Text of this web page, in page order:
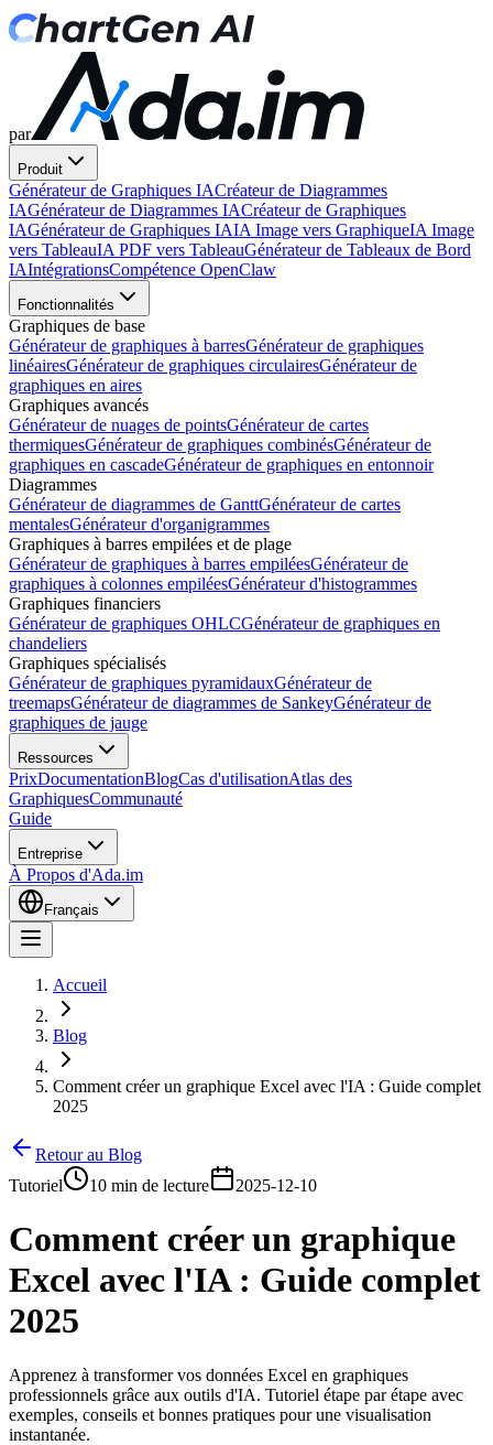
par
Produit
Générateur de Graphiques IACréateur de Diagrammes
IAGénérateur de Diagrammes IACréateur de Graphiques
IAGénérateur de Graphiques IAIA Image vers GraphiqueIA Image
vers TableauIA PDF vers TableauGénérateur de Tableaux de Bord
IAIntégrationsCompétence OpenClaw
Fonctionnalités
Graphiques de base
Générateur de graphiques à barresGénérateur de graphiques
linéairesGénérateur de graphiques circulairesGénérateur de
graphiques en aires
Graphiques avancés
Générateur de nuages de pointsGénérateur de cartes
thermiquesGénérateur de graphiques combinésGénérateur de
graphiques en cascadeGénérateur de graphiques en entonnoir
Diagrammes
Générateur de diagrammes de GanttGénérateur de cartes
mentalesGénérateur d'organigrammes
Graphiques à barres empilées et de plage
Générateur de graphiques à barres empiléesGénérateur de
graphiques à colonnes empiléesGénérateur d'histogrammes
Graphiques financiers
Générateur de graphiques OHLCGénérateur de graphiques en
chandeliers
Graphiques spécialisés
Générateur de graphiques pyramidauxGénérateur de
treemapsGénérateur de diagrammes de SankeyGénérateur de
graphiques de jauge
Ressources
PrixDocumentationBlogCas d'utilisationAtlas des
GraphiquesCommunauté
Guide
Entreprise
À Propos d'Ada.im
Français
Accueil
Blog
Comment créer un graphique Excel avec l'IA : Guide complet
2025
Retour au Blog
Tutoriel
10 min de lecture 2025-12-10
Comment créer un graphique
Excel avec l'IA : Guide complet
2025
Apprenez à transformer vos données Excel en graphiques
professionnels grâce aux outils d'IA. Tutoriel étape par étape avec
exemples, conseils et bonnes pratiques pour une visualisation
instantanée.